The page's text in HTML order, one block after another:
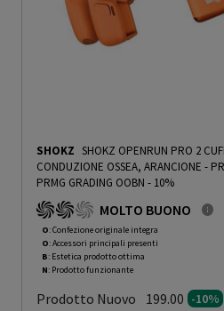
SHOKZ SHOKZ OPENRUN PRO 2
CONDUZIONE OSSEA, ARANCIONE -
PRMG GRADING OOBN - 10%
MOLTO BUONO
O: Confezione originale integra
O: Accessori principali presenti
B: Estetica prodotto ottima
N: Prodotto funzionante
Prodotto Nuovo 199.00 -10%